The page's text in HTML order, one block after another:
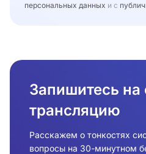
персональных данных и с
Запишитесь на
трансляцию
Расскажем о тонкостях
вопросы на 30-минутном